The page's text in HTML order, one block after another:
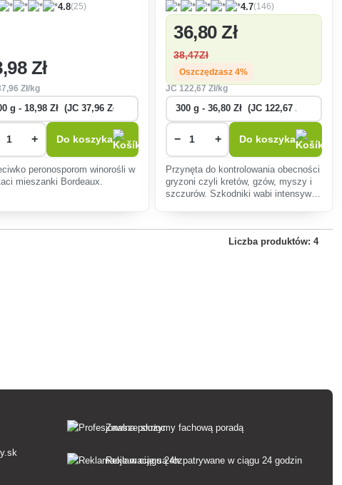
4.8(25)
,98 Zł
,96 Zł/kg
+ Do koszyka
peronosporom winorośli w
mieszanki Bordeaux.
4.7(146)
36,80 Zł
38,47Zł
Oszczędzasz 4%
JC122,67 Zł/kg
− + Do koszyka
Przynęta do kontrolowania obecności
gryzoni czyli kretów, gzów, myszy i
szczurów. Szkodniki wabi intensywny
Liczba produktów: 4
Zawsze służymy fachową poradą
Reklamacje są rozpatrywane w ciągu 24 godzin